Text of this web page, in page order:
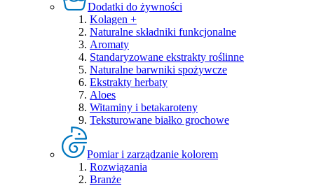
Dodatki do żywności
Kolagen +
Naturalne składniki funkcjonalne
Aromaty
Standaryzowane ekstrakty roślinne
Naturalne barwniki spożywcze
Ekstrakty herbaty
Aloes
Witaminy i betakaroteny
Teksturowane białko grochowe
Pomiar i zarządzanie kolorem
Rozwiązania
Branże